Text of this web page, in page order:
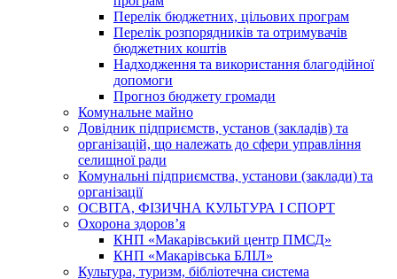
Перелік бюджетних, цільових програм
Перелік розпорядників та отримувачів
бюджетних коштів
Надходження та використання благодійної
допомоги
Прогноз бюджету громади
Комунальне майно
Довідник підприємств, установ (закладів) та
організацій, що належать до сфери управління
селищної ради
Комунальні підприємства, установи (заклади) та
організації
ОСВІТА, ФІЗИЧНА КУЛЬТУРА І СПОРТ
Охорона здоров’я
КНП «Макарівський центр ПМСД»
КНП «Макарівська БЛІЛ»
Культура, туризм, бібліотечна система